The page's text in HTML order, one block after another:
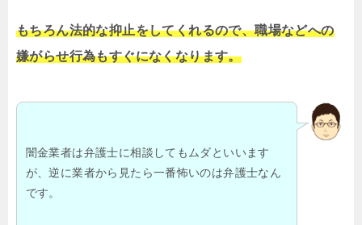
もちろん法的な抑止をしてくれるので、職場などへの
嫌がらせ行為もすぐになくなります。
闇金業者は弁護士に相談してもムダといいます
が、逆に業者から見たら一番怖いのは弁護士なん
です。